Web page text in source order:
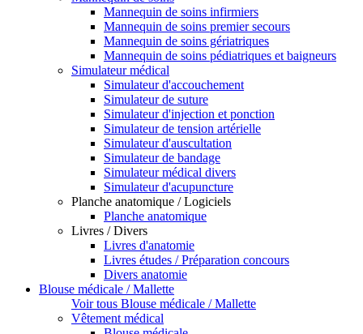
Mannequin de soins infirmiers
Mannequin de soins premier secours
Mannequin de soins gériatriques
Mannequin de soins pédiatriques et baigneurs
Simulateur médical
Simulateur d'accouchement
Simulateur de suture
Simulateur d'injection et ponction
Simulateur de tension artérielle
Simulateur d'auscultation
Simulateur de bandage
Simulateur médical divers
Simulateur d'acupuncture
Planche anatomique / Logiciels
Planche anatomique
Livres / Divers
Livres d'anatomie
Livres études / Préparation concours
Divers anatomie
Blouse médicale / Mallette
Voir tous Blouse médicale / Mallette
Vêtement médical